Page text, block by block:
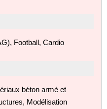
Football, Cardio
béton armé et
Modélisation